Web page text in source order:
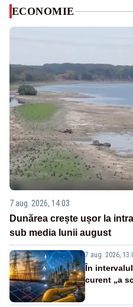
ECONOMIE
7 aug. 2026, 14:03
Dunărea crește ușor la
sub media lunii august
7 aug. 2026,
În
curent „a